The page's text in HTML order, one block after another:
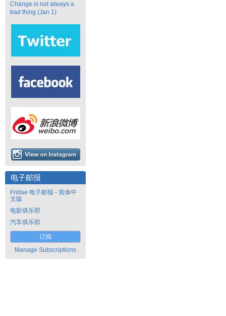
Change is not always a
bad thing (Jan 1)
电子邮报
Fridae 电子邮报 - 简体中
文版
电影俱乐部
汽车俱乐部
订阅
Manage Subscriptions